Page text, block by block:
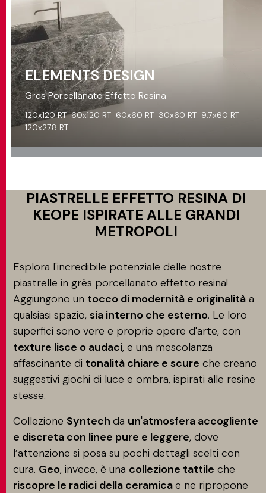
ELEMENTS DESIGN
Gres Porcellanato Effetto Resina
120x120 RT 60x120 RT 60x60 RT 30x60 RT 9,7x60 RT
120x278 RT
PIASTRELLE EFFETTO RESINA DI
KEOPE ISPIRATE ALLE GRANDI
METROPOLI
Esplora l'incredibile potenziale delle nostre
piastrelle in grès porcellanato effetto resina!
Aggiungono un tocco di modernità e originalità a
qualsiasi spazio, sia interno che esterno. Le loro
superfici sono vere e proprie opere d'arte, con
texture lisce o audaci, e una mescolanza
affascinante di tonalità chiare e scure che creano
suggestivi giochi di luce e ombra, ispirati alle resine
stesse.
Collezione Syntech da un'atmosfera accogliente
e discreta con linee pure e leggere, dove
l’attenzione si posa su pochi dettagli scelti con
cura. Geo, invece, è una collezione tattile che
riscopre le radici della ceramicae ne ripropone